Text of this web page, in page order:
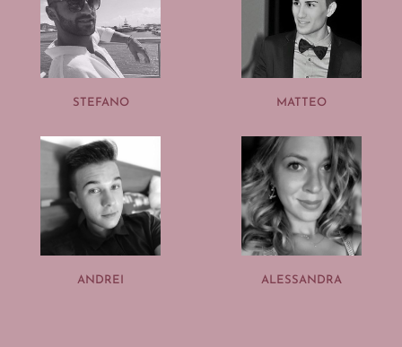
STEFANO MATTEO
ANDREI ALESSANDRA